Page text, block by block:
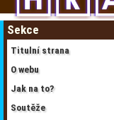
Sekce
Titulní strana
O webu
Jak na to?
Soutěže